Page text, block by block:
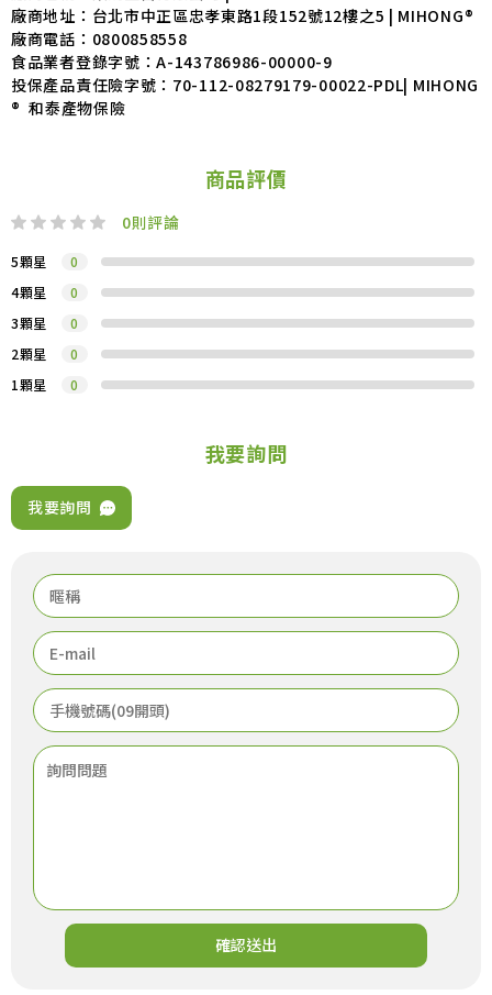
廠商地址：台北市中正區忠孝東路1段152號12樓之5 | MIHONG®
廠商電話： 0800858558
食品業者登錄字號：A-143786986-00000-9
投保產品責任險字號： 70-112-08279179-00022-PDL| MIHONG
® 和泰產物保險
商品評價
0則評論
5顆星
0
4顆星
0
3顆星
0
2顆星
0
1顆星
0
我要詢問
我要詢問
確認送出